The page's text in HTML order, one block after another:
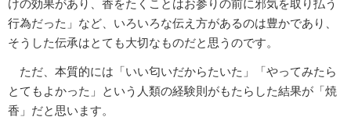
けの効果があり、香をたくことはお参りの前に邪気を取り払う
行為だった」など、いろいろな伝え方があるのは豊かであり、
そうした伝承はとても大切なものだと思うのです。
ただ、本質的には「いい匂いだからたいた」「やってみたら
とてもよかった」という人類の経験則がもたらした結果が「焼
香」だと思います。